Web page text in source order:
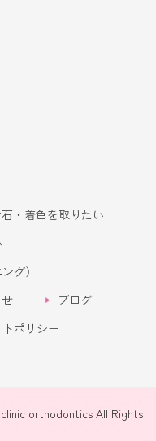
・着色を取りたい
グ）
ブログ
ポリシー
orthodontics All Rights